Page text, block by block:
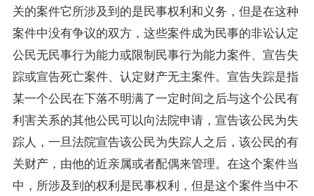
关的案件它所涉及到的是民事权利和义务，但是在这种
案件中没有争议的双方，这些案件成为民事的非讼认定
公民无民事行为能力或限制民事行为能力案件、宣告失
踪或宣告死亡案件、认定财产无主案件。宣告失踪是指
某一个公民在下落不明满了一定时间之后与这个公民有
利害关系的其他公民可以向法院申请，宣告该公民为失
踪人，一旦法院宣告该公民为失踪人之后，该公民的有
关财产，由他的近亲属或者配偶来管理。在这个案件当
中，所涉及到的权利是民事权利，但是这个案件当中不